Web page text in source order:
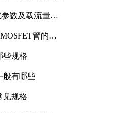
参数及载流量解
管的合
些规格
般有哪些
见规格